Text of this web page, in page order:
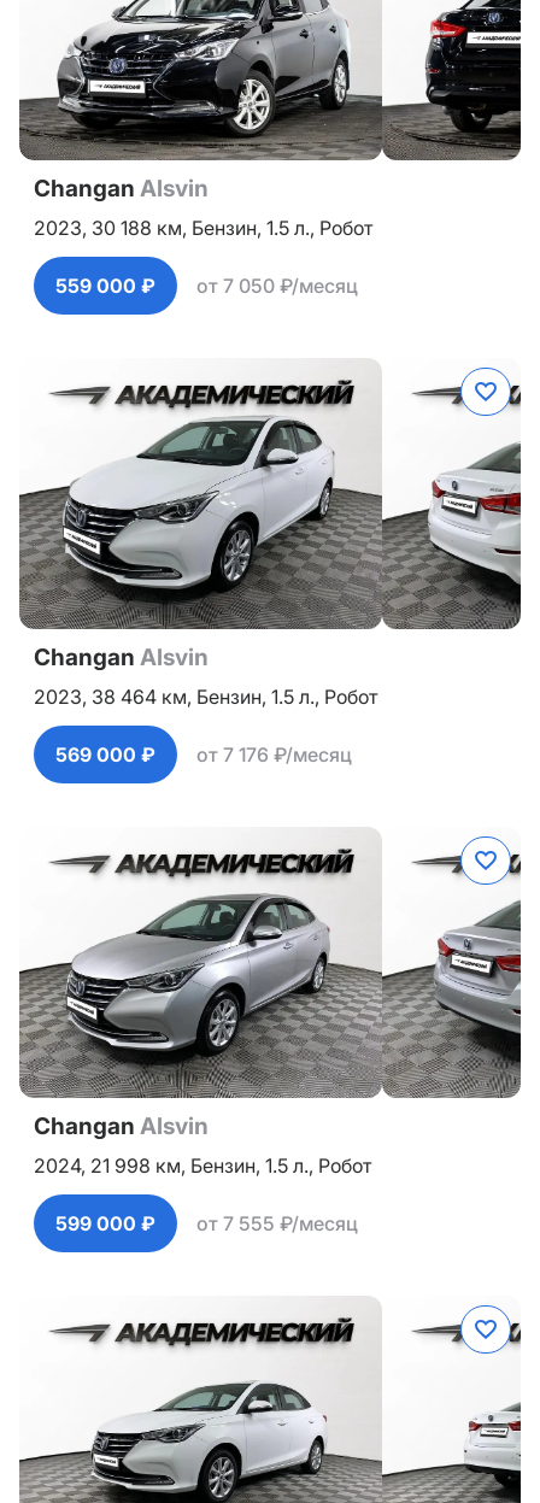
Changan Alsvin
2023, 30 188 км, Бензин, 1.5 л., Робот
559 000 ₽ от 7 050 ₽/месяц
Changan Alsvin
2023, 38 464 км, Бензин, 1.5 л., Робот
569 000 ₽ от 7 176 ₽/месяц
Changan Alsvin
2024, 21 998 км, Бензин, 1.5 л., Робот
599 000 ₽ от 7 555 ₽/месяц